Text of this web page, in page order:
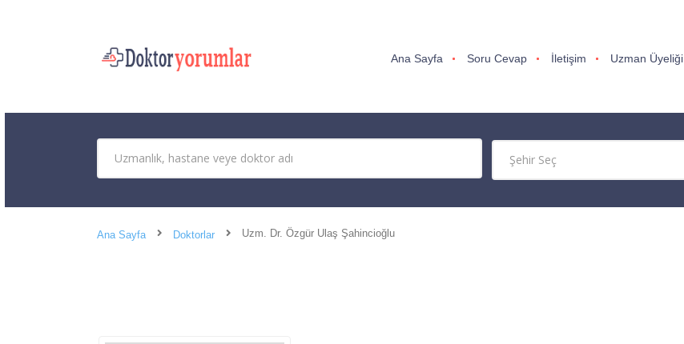
Ana Sayfa Soru Cevap İletişim Uzman Üyeliği
Ana Sayfa Doktorlar Uzm. Dr. Özgür Ulaş Şahincioğlu